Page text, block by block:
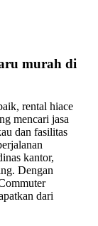
murah di
rental hiace
mencari jasa
dan fasilitas
kantor,
Dengan
dari